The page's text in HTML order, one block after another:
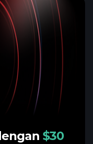
$30